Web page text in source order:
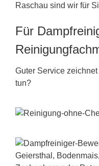
Raschau sind wir für
Für
Guter Service
tun?